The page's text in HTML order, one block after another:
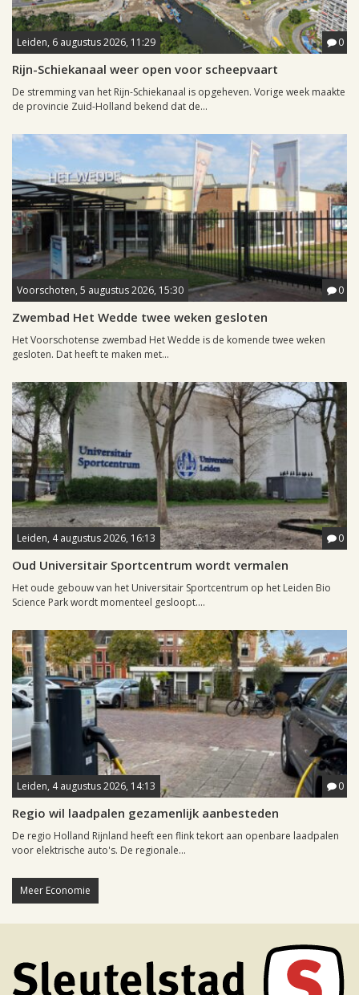
Leiden, 6 augustus 2026, 11:29 0
Rijn-Schiekanaal weer open voor scheepvaart
De stremming van het Rijn-Schiekanaal is opgeheven. Vorige week maakte
de provincie Zuid-Holland bekend dat de...
Voorschoten, 5 augustus 2026, 15:30 0
Zwembad Het Wedde twee weken gesloten
Het Voorschotense zwembad Het Wedde is de komende twee weken
gesloten. Dat heeft te maken met...
Leiden, 4 augustus 2026, 16:13 0
Oud Universitair Sportcentrum wordt vermalen
Het oude gebouw van het Universitair Sportcentrum op het Leiden Bio
Science Park wordt momenteel gesloopt....
Leiden, 4 augustus 2026, 14:13 0
Regio wil laadpalen gezamenlijk aanbesteden
De regio Holland Rijnland heeft een flink tekort aan openbare laadpalen
voor elektrische auto's. De regionale...
Meer Economie